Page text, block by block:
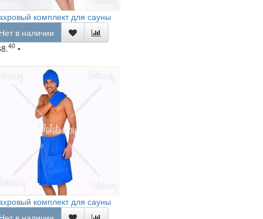
комплект для сауны
в наличии
40 •
комплект для сауны